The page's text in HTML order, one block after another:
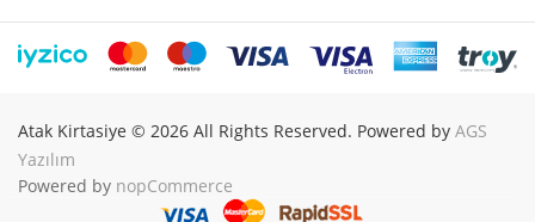
Atak Kirtasiye © 2026 All Rights Reserved. Powered by AGS
Yazılım
Powered by nopCommerce